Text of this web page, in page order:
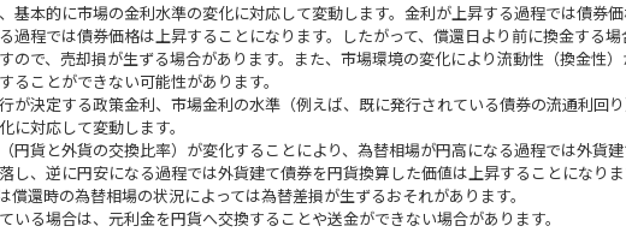
基本的に市場の金利水準の変化に対応して変動します。金利が上昇する過程では債券
過程では債券価格は上昇することになります。したがって、償還日より前に換金する場
ので、売却損が生ずる場合があります。また、市場環境の変化により流動性（換金性
ることができない可能性があります。
が決定する政策金利、市場金利の水準（例えば、既に発行されている債券の流通利回
に対応して変動します。
円貨と外貨の交換比率）が変化することにより、為替相場が円高になる過程では外貨
し、逆に円安になる過程では外貨建て債券を円貨換算した価値は上昇することになりま
償還時の為替相場の状況によっては為替差損が生ずるおそれがあります。
いる場合は、元利金を円貨へ交換することや送金ができない場合があります。